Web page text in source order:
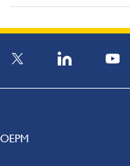
OEPM